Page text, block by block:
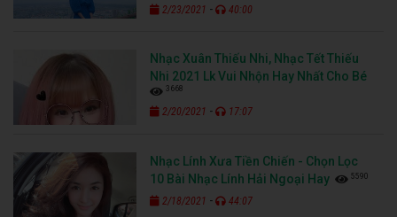
2/23/2021 - 40:00
Nhạc Xuân Thiếu Nhi, Nhạc Tết Thiếu
Nhi 2021 Lk Vui Nhộn Hay Nhất Cho Bé
3668
2/20/2021 - 17:07
Nhạc Lính Xưa Tiền Chiến - Chọn Lọc
10 Bài Nhạc Lính Hải Ngoại Hay
5590
2/18/2021 - 44:07